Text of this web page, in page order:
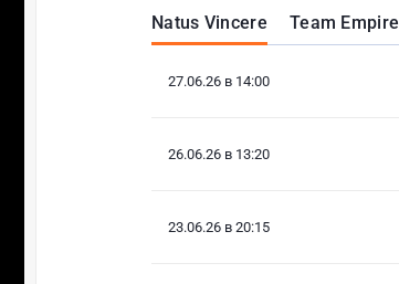
Natus Vincere Team Empire
27.06.26 в 14:00
26.06.26 в 13:20
23.06.26 в 20:15